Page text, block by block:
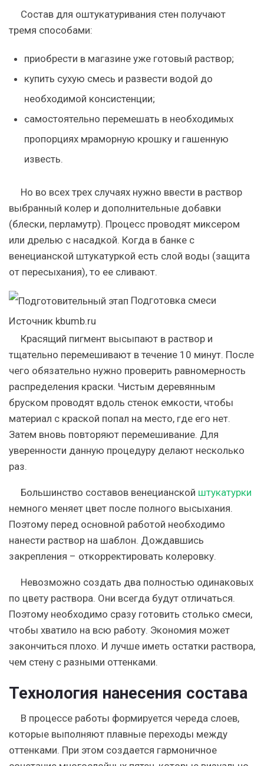
Состав для оштукатуривания стен получают
тремя способами:
приобрести в магазине уже готовый раствор;
купить сухую смесь и развести водой до
необходимой консистенции;
самостоятельно перемешать в необходимых
пропорциях мраморную крошку и гашенную
известь.
Но во всех трех случаях нужно ввести в раствор
выбранный колер и дополнительные добавки
(блески, перламутр). Процесс проводят миксером
или дрелью с насадкой. Когда в банке с
венецианской штукатуркой есть слой воды (защита
от пересыхания), то ее сливают.
Подготовка смеси
Источник kbumb.ru
Красящий пигмент высыпают в раствор и
тщательно перемешивают в течение 10 минут. После
чего обязательно нужно проверить равномерность
распределения краски. Чистым деревянным
бруском проводят вдоль стенок емкости, чтобы
материал с краской попал на место, где его нет.
Затем вновь повторяют перемешивание. Для
уверенности данную процедуру делают несколько
раз.
Большинство составов венецианской штукатурки
немного меняет цвет после полного высыхания.
Поэтому перед основной работой необходимо
нанести раствор на шаблон. Дождавшись
закрепления – откорректировать колеровку.
Невозможно создать два полностью одинаковых
по цвету раствора. Они всегда будут отличаться.
Поэтому необходимо сразу готовить столько смеси,
чтобы хватило на всю работу. Экономия может
закончиться плохо. И лучше иметь остатки раствора,
чем стену с разными оттенками.
Технология нанесения состава
В процессе работы формируется череда слоев,
которые выполняют плавные переходы между
оттенками. При этом создается гармоничное